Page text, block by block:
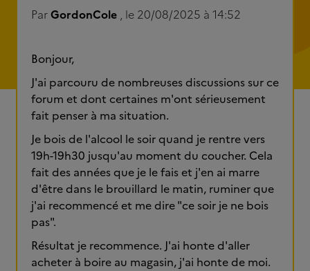
ParGordonCole , le 20/08/2025 à 14:52
Bonjour,
J'ai parcouru de nombreuses discussions sur ce
forum et dont certaines m'ont sérieusement
fait penser à ma situation.
Je bois de l'alcool le soir quand je rentre vers
19h-19h30 jusqu'au moment du coucher. Cela
fait des années que je le fais et j'en ai marre
d'être dans le brouillard le matin, ruminer que
j'ai recommencé et me dire "ce soir je ne bois
pas".
Résultat je recommence. J'ai honte d'aller
acheter à boire au magasin, j'ai honte de moi.